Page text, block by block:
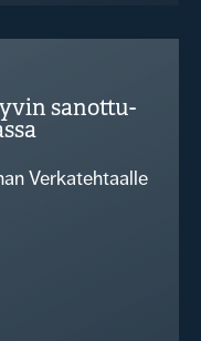
sanottu-
Verkatehtaalle